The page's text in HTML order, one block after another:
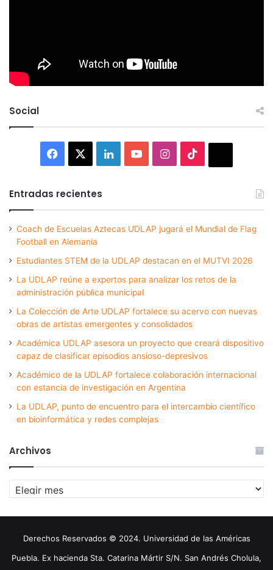
Social
Facebook LinkedInYouTubeInstagram
Entradas recientes
Coach de Escuelas Aztecas UDLAP jugará el Mundial de Flag
Football en Alemania
Estudiantes STEM de la UDLAP destacan en el MUTVI 2026
La UDLAP reúne a expertos para analizar los retos de la
administración pública municipal
La Colección de Arte UDLAP fortalece su acervo con nuevas
obras de artistas emergentes y consolidados
Académica UDLAP asesora un proyecto que creará dispositivo
capaz de clasificar episodios ansioso-depresivos
Académico de la UDLAP fortalece colaboración internacional
con estancia de investigación en Argentina
La UDLAP, punto de encuentro para el intercambio científico
en bioinformática y redes complejas
Archivos
Archivos
Derechos Reservados © 2024. Universidad de las Américas
Puebla. Ex hacienda Sta. Catarina Mártir S/N. San Andrés Cholula,